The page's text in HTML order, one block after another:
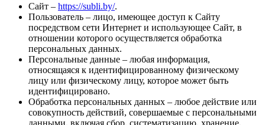
Сайт – https://subli.by/.
Пользователь – лицо, имеющее доступ к Сайту
посредством сети Интернет и использующее Сайт, в
отношении которого осуществляется обработка
персональных данных.
Персональные данные – любая информация,
относящаяся к идентифицированному физическому
лицу или физическому лицу, которое может быть
идентифицировано.
Обработка персональных данных – любое действие или
совокупность действий, совершаемые с персональными
данными, включая сбор, систематизацию, хранение,